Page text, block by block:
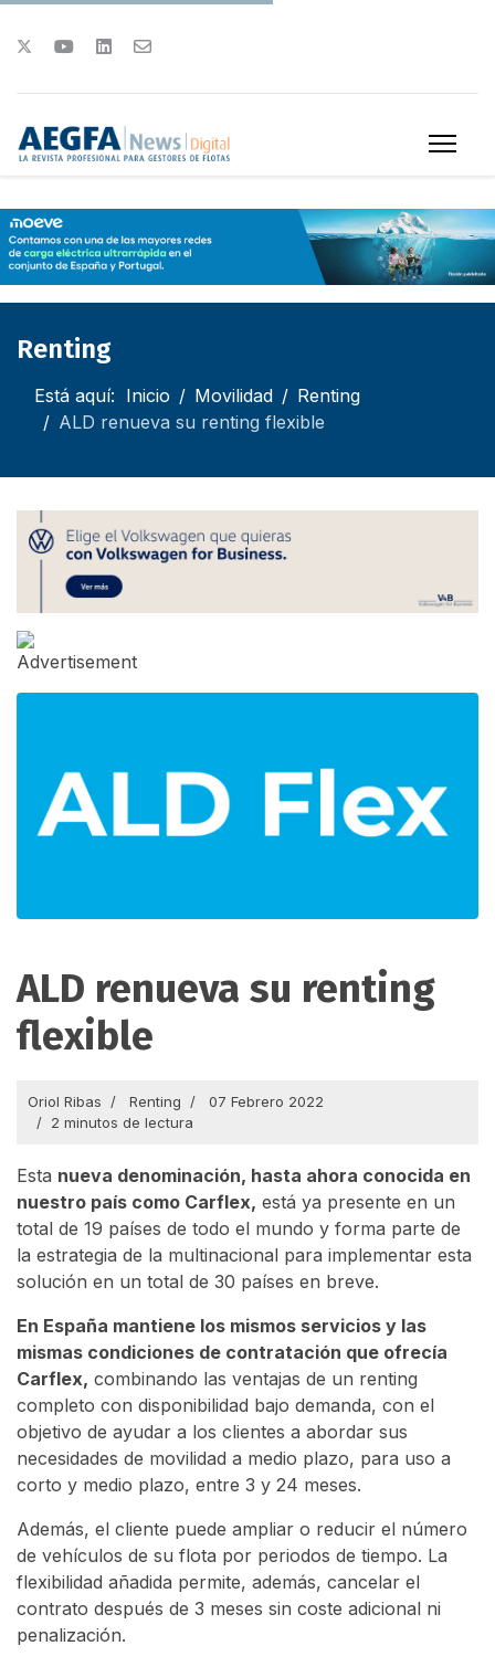
Renting
Está aquí: Inicio Movilidad
Renting
ALD renueva su renting flexible
ALD renueva su renting
flexible
Oriol Ribas Renting
07 Febrero 2022
2 minutos de lectura
Esta nueva denominación, hasta ahora conocida en
nuestro país como Carflex, está ya presente en un
total de 19 países de todo el mundo y forma parte de
la estrategia de la multinacional para implementar esta
solución en un total de 30 países en breve.
En España mantiene los mismos servicios y las
mismas condiciones de contratación que ofrecía
Carflex, combinando las ventajas de un renting
completo con disponibilidad bajo demanda, con el
objetivo de ayudar a los clientes a abordar sus
necesidades de movilidad a medio plazo, para uso a
corto y medio plazo, entre 3 y 24 meses.
Además, el cliente puede ampliar o reducir el número
de vehículos de su flota por periodos de tiempo. La
flexibilidad añadida permite, además, cancelar el
contrato después de 3 meses sin coste adicional ni
penalización.